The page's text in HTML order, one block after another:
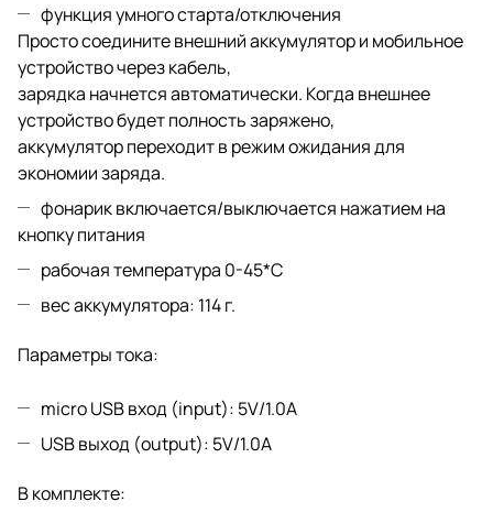
функция умного старта/отключения
Просто соедините внешний аккумулятор и мобильное
устройство через кабель,
зарядка начнется автоматически. Когда внешнее
устройство будет полность заряжено,
аккумулятор переходит в режим ожидания для
экономии заряда.
фонарик включается/выключается нажатием на
кнопку питания
рабочая температура 0-45*С
вес аккумулятора: 114 г.
Параметры тока:
micro USB вход (input): 5V/1.0А
USB выход (output): 5V/1.0A
В комплекте: